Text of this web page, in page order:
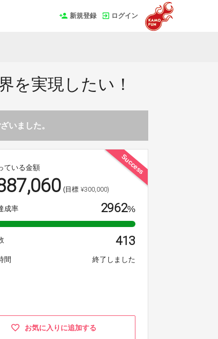
新規登録 ログイン
を実現したい！
いました。
Success
ている金額
(目標 ¥300,000)
成率 2962%
413
間 終了しました
お気に入りに追加する